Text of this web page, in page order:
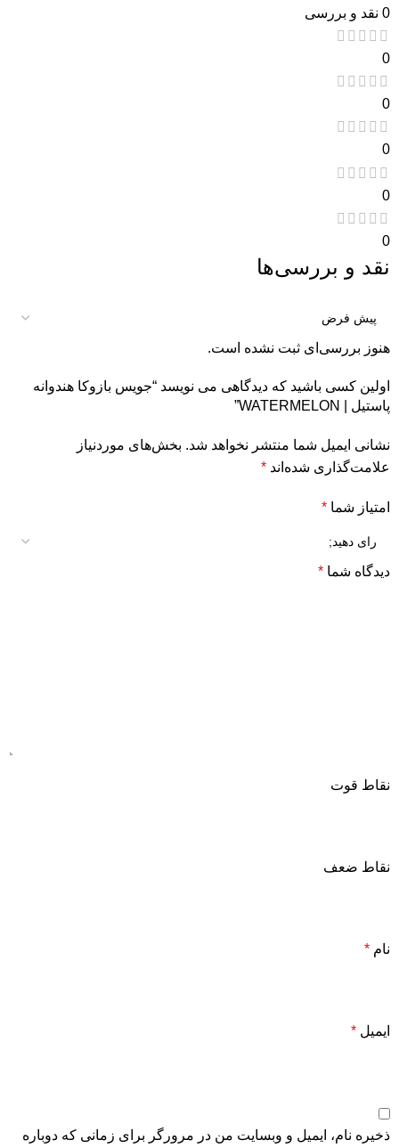
0 نقد و بررسی
0
0
0
0
0
نقد و بررسی‌ها
هنوز بررسی‌ای ثبت نشده است.
اولین کسی باشید که دیدگاهی می نویسد “جویس بازوکا هندوانه
پاستیل | WATERMELON”
نشانی ایمیل شما منتشر نخواهد شد. بخش‌های موردنیاز
علامت‌گذاری شده‌اند *
امتیاز شما *
دیدگاه شما *
نقاط قوت
نقاط ضعف
نام *
ایمیل *
ذخیره نام، ایمیل و وبسایت من در مرورگر برای زمانی که دوباره